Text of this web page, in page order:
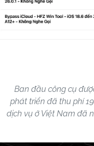
Ban đầu công cụ
phát triển đã thu phí
dịch vụ ở Việt Nam đã